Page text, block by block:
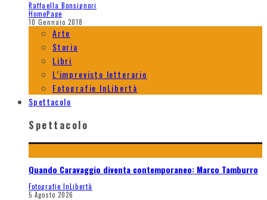
Raffaella Bonsignori
HomePage
10 Gennaio 2018
Arte
Storia
Libri
L’imprevisto letterario
Fotografie InLibertà
Spettacolo
Spettacolo
Quando Caravaggio diventa contemporaneo: Marco Tamburro
Fotografie InLibertà
5 Agosto 2026